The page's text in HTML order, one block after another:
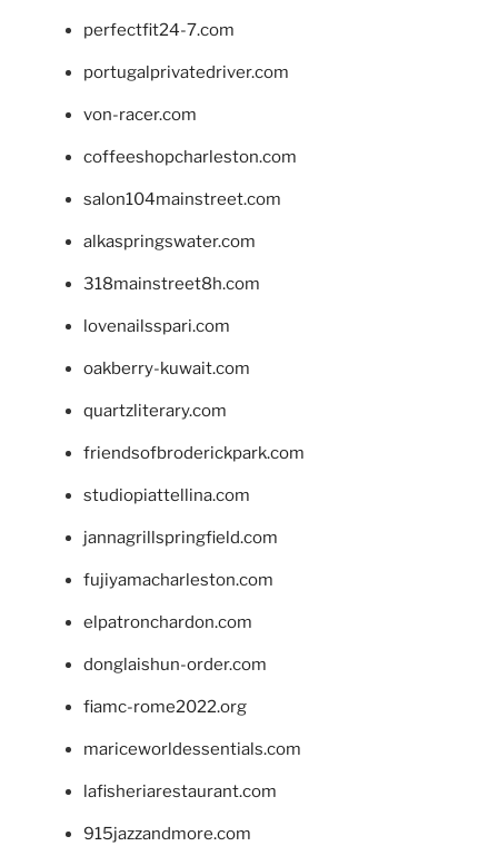
perfectfit24-7.com
portugalprivatedriver.com
von-racer.com
coffeeshopcharleston.com
salon104mainstreet.com
alkaspringswater.com
318mainstreet8h.com
lovenailsspari.com
oakberry-kuwait.com
quartzliterary.com
friendsofbroderickpark.com
studiopiattellina.com
jannagrillspringfield.com
fujiyamacharleston.com
elpatronchardon.com
donglaishun-order.com
fiamc-rome2022.org
mariceworldessentials.com
lafisheriarestaurant.com
915jazzandmore.com